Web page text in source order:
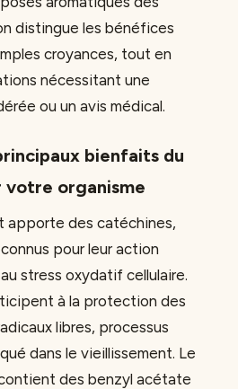
distingue les bénéfices
croyances, tout en
nécessitant une
ou un avis médical.
bienfaits du
votre organisme
apporte des catéchines,
pour leur action
stress oxydatif cellulaire.
à la protection des
libres, processus
dans le vieillissement. Le
des benzyl acétate